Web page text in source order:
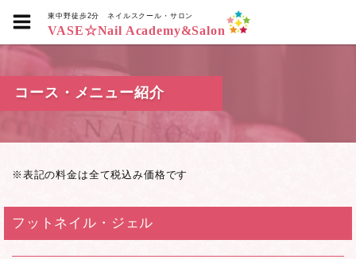
東中野徒歩2分ネイルスクール・サロン
VASE☆Nail Academy&Salon
コース・メニュー紹介
※表記の料金は全て税込み価格です
フットネイル・ジェル